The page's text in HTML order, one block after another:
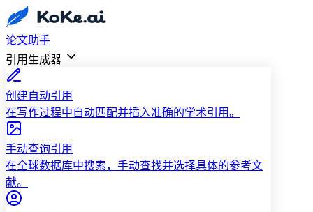
论文助手
引用生成器
创建自动引用
在写作过程中自动匹配并插入准确的学术引用。
手动查询引用
在全球数据库中搜索，手动查找并选择具体的参考文
献。